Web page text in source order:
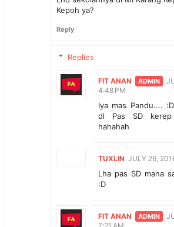
Kepoh ya?
Reply
Replies
FIT ANAN
4:48 PM
Iya mas Pandu....
dl Pas SD
hahahah
TUXLIN JULY 26,
Lha pas SD mana
:D
FIT ANAN